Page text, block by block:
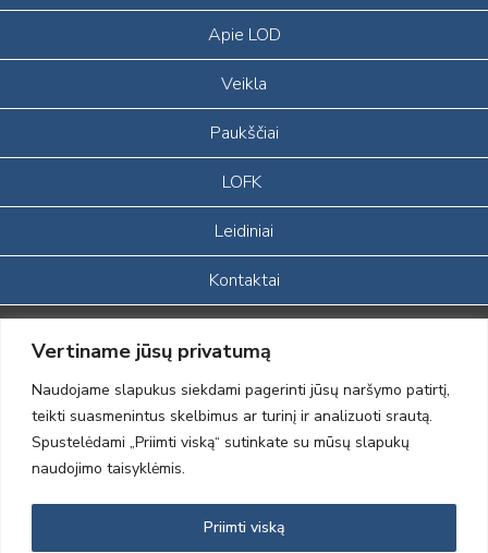
Vertiname jūsų privatumą
Naudojame slapukus siekdami pagerinti jūsų naršymo patirtį,
teikti suasmenintus skelbimus ar turinį ir analizuoti srautą.
Spustelėdami „Priimti viską“ sutinkate su mūsų slapukų
naudojimo taisyklėmis.
Priimti viską
Apie LOD
Veikla
Paukščiai
LOFK
Leidiniai
Kontaktai
Portalas sukurtas įgyvendinant Lietuvos Respublikos, Europos
ekonominės erdvės ir Norvegijos finansinių mechanizmų iš dalies
finansuojamą paprojektį
„LOD visuomeninės /gamtosauginės veiklos sustiprinimas ir įvaizdžio
formavimas įtraukiant visuomenę į aplinkosauginių tyrimų veiklą“
(paprojekčio
įgyvendinimo sutarties numeris 2004-LT0008-NVO-1EEE/NOR-02-
2012 © Lietuvos Ornitologų Draugija © 2014, Visos teisės saugomos